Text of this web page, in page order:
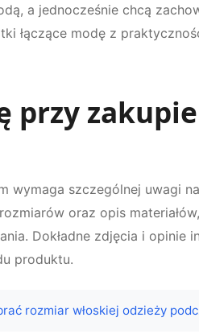
a jednocześnie chcą
łączące modę z
przy
wymaga szczególnej uwagi
oraz opis
Dokładne zdjęcia i opinie
produktu.
rozmiar włoskiej odzieży